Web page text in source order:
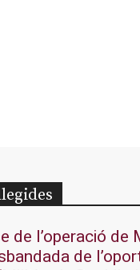
de l’operació de
de